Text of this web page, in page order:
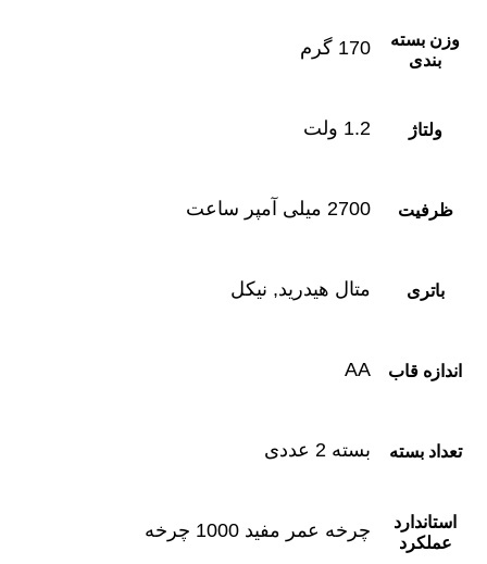
وزن بسته
بندی
170 گرم
ولتاژ 1.2 ولت
ظرفیت 2700 میلی آمپر ساعت
باتری متال هیدرید, نیکل
اندازه قاب AA
تعداد بسته بسته 2 عددی
استاندارد
عملکرد
چرخه عمر مفید 1000 چرخه